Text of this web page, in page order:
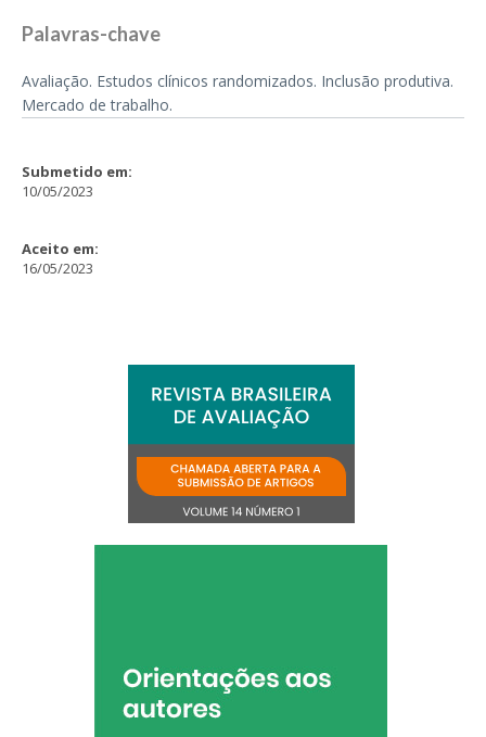
Palavras-chave
Avaliação. Estudos clínicos randomizados. Inclusão produtiva.
Mercado de trabalho.
Submetido em:
10/05/2023
Aceito em:
16/05/2023